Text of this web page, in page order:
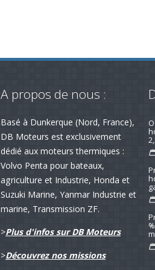
A propos de nous :
Basé à Dunkerque (Nord, France),
DB Moteurs est exclusivement
dédié aux moteurs thermiques :
Volvo Penta pour bateaux,
agriculture et Industrie, Honda et
Suzuki Marine, Yanmar Industrie et
marine, Transmission ZF.
>Plus d'infos sur DB Moteurs
>Découvrez nos missions